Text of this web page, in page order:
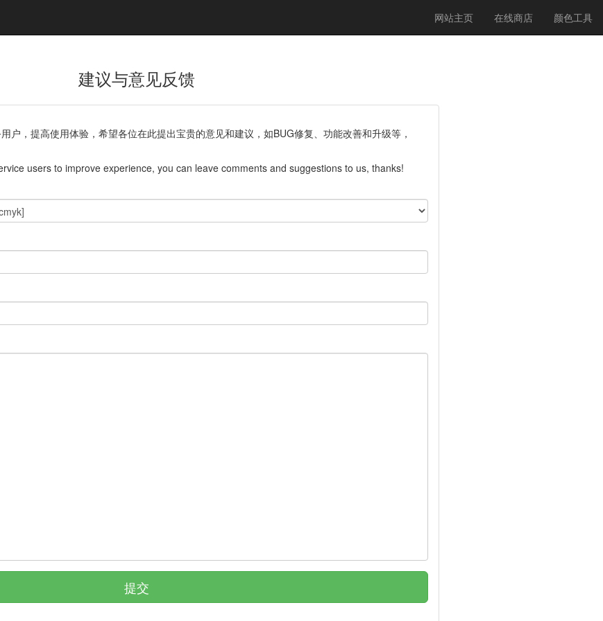
网站主页 在线商店 颜色工具
建议与意见反馈
户，提高使用体验，希望各位在此提出宝贵的意见和建议，如BUG修复、功能改善和升级等，
users to improve experience, you can leave comments and suggestions to us, thanks!